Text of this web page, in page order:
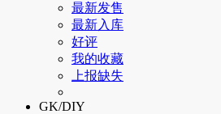
最新发售
最新入库
好评
我的收藏
上报缺失
GK/DIY